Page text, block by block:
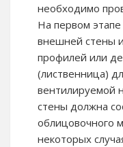
необходимо
На первом этапе
внешней стены
профилей или
(лиственница)
вентилируемой
стены должна
облицовочного
некоторых